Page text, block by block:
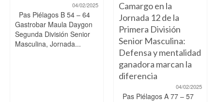
04/02/2025
Pas Piélagos B 54 – 64
Gastrobar Maula Daygon
Segunda División Senior
Masculina, Jornada...
Camargo en la
Jornada 12 de la
Primera División
Senior Masculina:
Defensa y mentalidad
ganadora marcan la
diferencia
04/02/2025
Pas Piélagos A 77 – 57